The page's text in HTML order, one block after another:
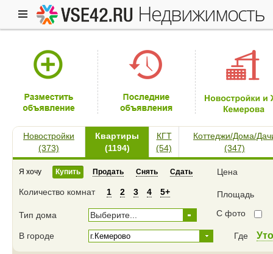
недвижимость
Новостройки
(373)
Квартиры
(1194)
КГТ
(54)
Коттеджи/Дома/
(347)
Я хочу Купить Продать Снять Сдать Цена
Количество комнат 1 2 3 4 5+ Площадь
Тип дома Выберите... С фото
В городе Где